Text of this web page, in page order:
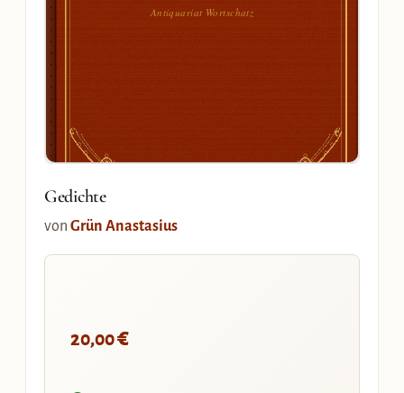
Antiquariat Wortschatz
Gedichte
von Grün Anastasius
20,00€